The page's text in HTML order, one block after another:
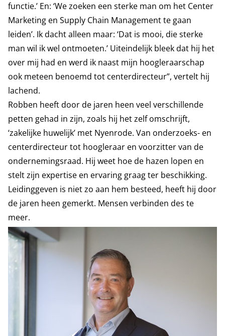
functie.’ En: ‘We zoeken een sterke man om het Center
Marketing en Supply Chain Management te gaan
leiden’. Ik dacht alleen maar: ‘Dat is mooi, die sterke
man wil ik wel ontmoeten.’ Uiteindelijk bleek dat hij het
over mij had en werd ik naast mijn hoogleraarschap
ook meteen benoemd tot centerdirecteur”, vertelt hij
lachend.
Robben heeft door de jaren heen veel verschillende
petten gehad in zijn, zoals hij het zelf omschrijft,
‘zakelijke huwelijk’ met Nyenrode. Van onderzoeks- en
centerdirecteur tot hoogleraar en voorzitter van de
ondernemingsraad. Hij weet hoe de hazen lopen en
stelt zijn expertise en ervaring graag ter beschikking.
Leidinggeven is niet zo aan hem besteed, heeft hij door
de jaren heen gemerkt. Mensen verbinden des te
meer.